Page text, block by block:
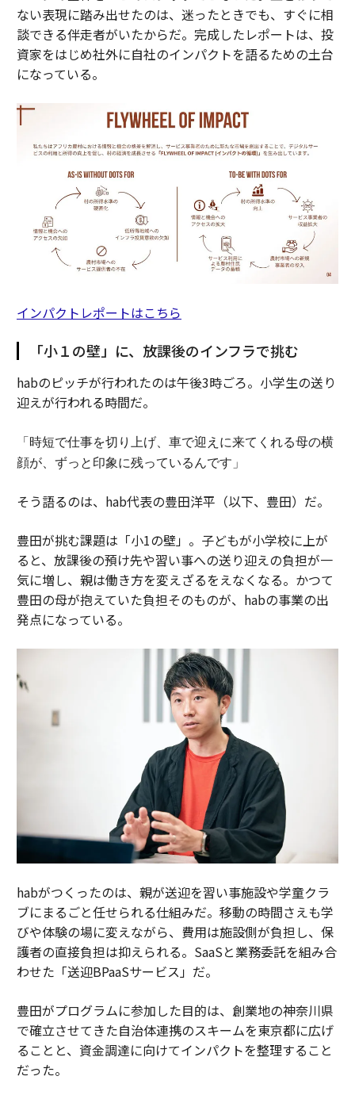
ない表現に踏み出せたのは、迷ったときでも、すぐに相
談できる伴走者がいたからだ。完成したレポートは、投
資家をはじめ社外に自社のインパクトを語るための土台
になっている。
インパクトレポートはこちら
「小１の壁」に、放課後のインフラで挑む
habのピッチが行われたのは午後3時ごろ。小学生の送り
迎えが行われる時間だ。
「時短で仕事を切り上げ、車で迎えに来てくれる母の横
顔が、ずっと印象に残っているんです」
そう語るのは、hab代表の豊田洋平（以下、豊田）だ。
豊田が挑む課題は「小1の壁」。子どもが小学校に上が
ると、放課後の預け先や習い事への送り迎えの負担が一
気に増し、親は働き方を変えざるをえなくなる。かつて
豊田の母が抱えていた負担そのものが、habの事業の出
発点になっている。
habがつくったのは、親が送迎を習い事施設や学童クラ
ブにまるごと任せられる仕組みだ。移動の時間さえも学
びや体験の場に変えながら、費用は施設側が負担し、保
護者の直接負担は抑えられる。SaaSと業務委託を組み合
わせた「送迎BPaaSサービス」だ。
豊田がプログラムに参加した目的は、創業地の神奈川県
で確立させてきた自治体連携のスキームを東京都に広げ
ることと、資金調達に向けてインパクトを整理すること
だった。